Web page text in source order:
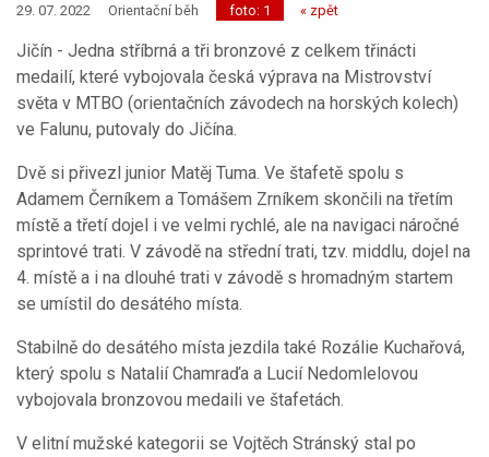
29. 07. 2022 Orientační běh foto: 1 « zpět
Jičín - Jedna stříbrná a tři bronzové z celkem třinácti
medailí, které vybojovala česká výprava na Mistrovství
světa v MTBO (orientačních závodech na horských kolech)
ve Falunu, putovaly do Jičína.
Dvě si přivezl junior Matěj Tuma. Ve štafetě spolu s
Adamem Černíkem a Tomášem Zrníkem skončili na třetím
místě a třetí dojel i ve velmi rychlé, ale na navigaci náročné
sprintové trati. V závodě na střední trati, tzv. middlu, dojel na
4. místě a i na dlouhé trati v závodě s hromadným startem
se umístil do desátého místa.
Stabilně do desátého místa jezdila také Rozálie Kuchařová,
který spolu s Natalií Chamraďa a Lucií Nedomlelovou
vybojovala bronzovou medaili ve štafetách.
V elitní mužské kategorii se Vojtěch Stránský stal po